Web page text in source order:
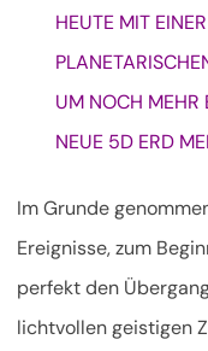
HEUTE MIT
UM NOCH MEHR
NEUE 5D ERD
Im Grunde
Ereignisse, zum
perfekt den
lichtvollen geistigen